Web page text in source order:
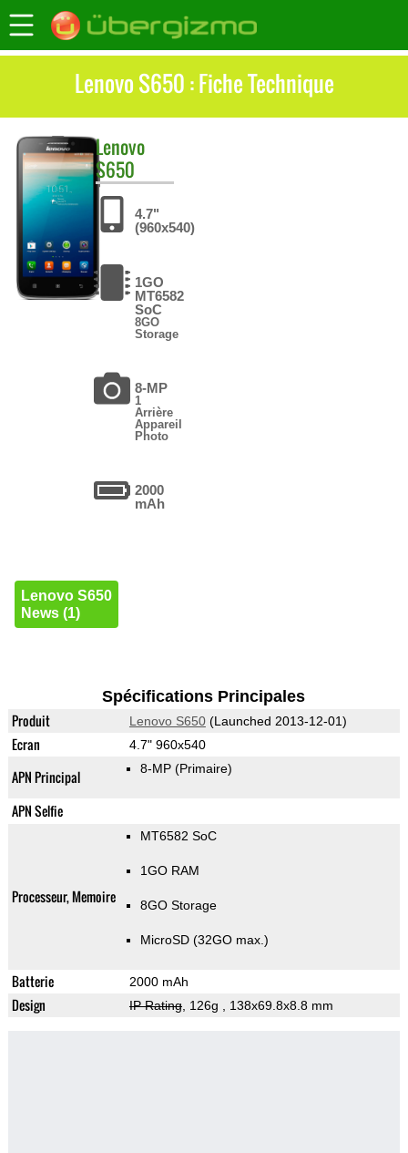
Lenovo S650 : Fiche Technique
Lenovo
S650
4.7"
(960x540)
1GO
MT6582
SoC
8GO
Storage
8-MP
1
Arrière
Appareil
Photo
2000
mAh
Lenovo S650
News (1)
Spécifications Principales
Produit Lenovo S650(Launched 2013-12-01)
Ecran 4.7" 960x540
APN Principal 8-MP (Primaire)
APN Selfie
Processeur, Memoire
MT6582 SoC
1GO RAM
8GO Storage
MicroSD (32GO max.)
Batterie 2000 mAh
Design IP Rating, 126g , 138x69.8x8.8 mm